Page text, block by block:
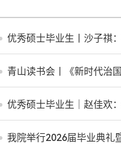
优秀硕士毕业生丨沙子祺
青山读书会丨《新时代治
优秀硕士毕业生｜赵佳欢
我院举行2026届毕业典礼